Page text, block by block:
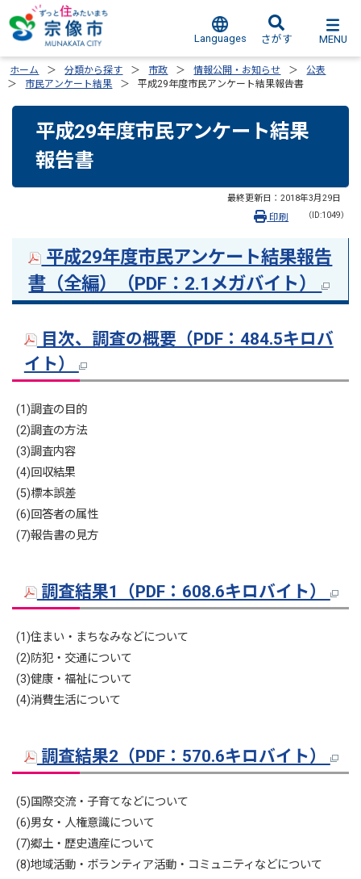
Languages さがす MENU
ホーム 分類から探す 市政 情報公開・お知らせ
公表
市民アンケート結果
平成29年度市民アンケート結果報告書
平成29年度市民アンケート結果
報告書
最終更新日： 2018年3月29日
（ID:1049）
印刷
平成29年度市民アンケート結果報告
書（全編）（PDF：2.1メガバイト）
目次、調査の概要（PDF：484.5キロバ
イト）
(1)調査の目的
(2)調査の方法
(3)調査内容
(4)回収結果
(5)標本誤差
(6)回答者の属性
(7)報告書の見方
調査結果1（PDF：608.6キロバイト）
(1)住まい・まちなみなどについて
(2)防犯・交通について
(3)健康・福祉について
(4)消費生活について
調査結果2（PDF：570.6キロバイト）
(5)国際交流・子育てなどについて
(6)男女・人権意識について
(7)郷土・歴史遺産について
(8)地域活動・ボランティア活動・コミュニティなどについて